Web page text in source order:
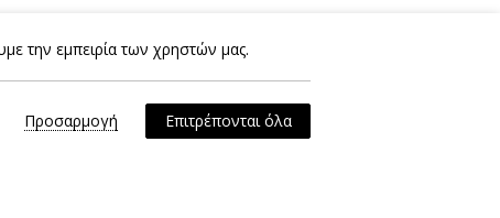
την εμπειρία των χρηστών μας.
Επιτρέπονται όλα
Προσαρμογή